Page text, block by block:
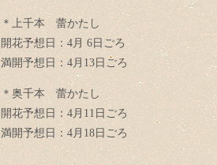
＊上千本 蕾かたし
開花予想日：4月 6日ごろ
満開予想日：4月13日ごろ
＊奥千本 蕾かたし
開花予想日：4月11日ごろ
満開予想日：4月18日ごろ